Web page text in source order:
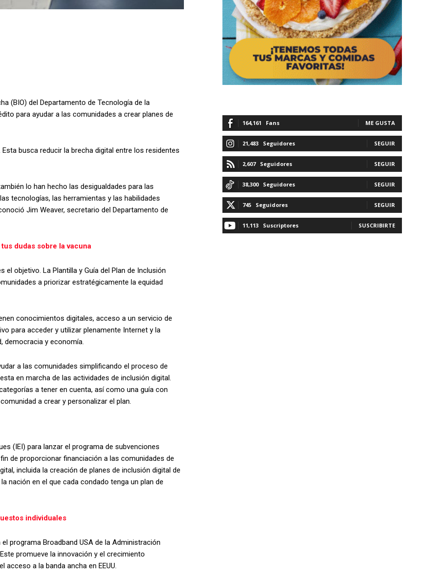
(BIO) del Departamento de Tecnología de la
para ayudar a las comunidades a crear planes de
busca reducir la brecha digital entre los residentes
lo han hecho las desigualdades para las
tecnologías, las herramientas y las habilidades
Jim Weaver, secretario del Departamento de
dudas sobre la vacuna
objetivo. La Plantilla y Guía del Plan de Inclusión
a priorizar estratégicamente la equidad
conocimientos digitales, acceso a un servicio de
para acceder y utilizar plenamente Internet y la
democracia y economía.
a las comunidades simplificando el proceso de
en marcha de las actividades de inclusión digital.
a tener en cuenta, así como una guía con
a crear y personalizar el plan.
(IEI) para lanzar el programa de subvenciones
de proporcionar financiación a las comunidades de
incluida la creación de planes de inclusión digital de
nación en el que cada condado tenga un plan de
individuales
programa Broadband USA de la Administración
promueve la innovación y el crecimiento
a la banda ancha en EEUU.
164,161 Fans ME GUSTA
21,483 Seguidores SEGUIR
2,607 Seguidores SEGUIR
38,300 Seguidores SEGUIR
745 Seguidores SEGUIR
11,113 Suscriptores SUSCRIBIRTE